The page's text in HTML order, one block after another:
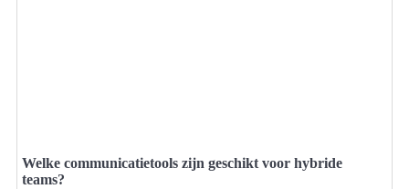
Welke communicatietools zijn geschikt voor hybride
teams?